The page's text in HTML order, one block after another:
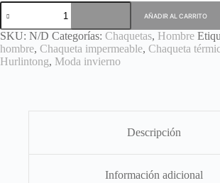
Chaqueta
termica
hombre
camel
cantidad
AÑADIR AL CARRITO
SKU: N/D Categorías: Chaquetas, Hombre
hombre, Chaqueta impermeable, Chaqueta
Hurlintong, Moda invierno
Descripción
Información adicional